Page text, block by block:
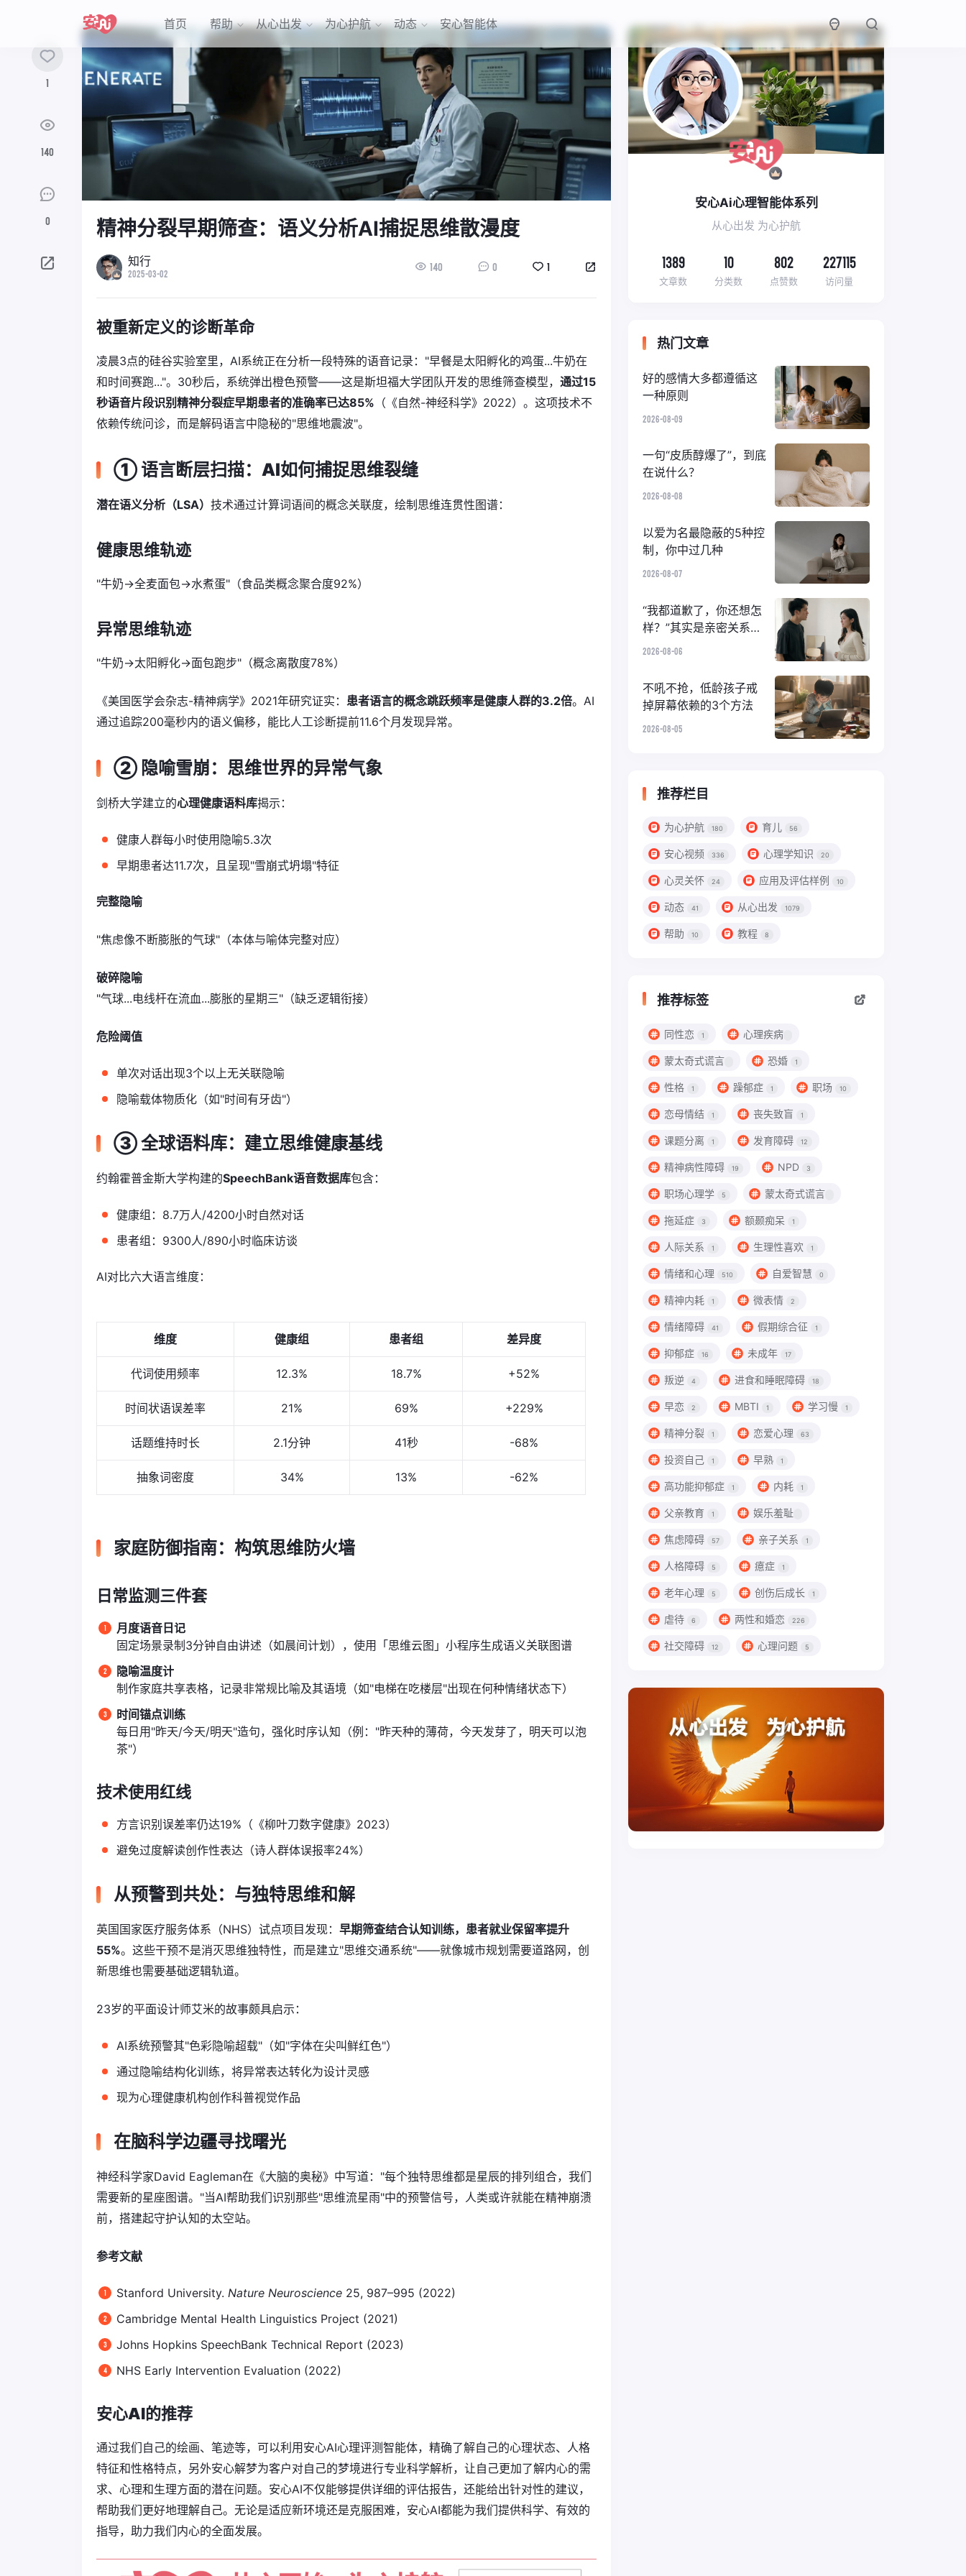
首页 帮助 从心出发 为心护航 动态 安心智能体
1
140
0 精神分裂早期筛查：语义分析AI捕捉思维散漫度
知行
2025-03-02
140 0 1
被重新定义的诊断革命
凌晨3点的硅谷实验室里，AI系统正在分析一段特殊的语音记录："早餐是太阳孵化的鸡蛋...牛奶在
和时间赛跑..."。30秒后，系统弹出橙色预警——这是斯坦福大学团队开发的思维筛查模型， 通过15
秒语音片段识别精神分裂症早期患者的准确率已达85% （《自然-神经科学》2022）。这项技术不
依赖传统问诊，而是解码语言中隐秘的"思维地震波"。
① 语言断层扫描：AI如何捕捉思维裂缝
潜在语义分析（LSA） 技术通过计算词语间的概念关联度，绘制思维连贯性图谱：
健康思维轨迹
"牛奶→全麦面包→水煮蛋"（食品类概念聚合度92%）
异常思维轨迹
"牛奶→太阳孵化→面包跑步"（概念离散度78%）
《美国医学会杂志-精神病学》2021年研究证实： 患者语言的概念跳跃频率是健康人群的3.2倍。AI
通过追踪200毫秒内的语义偏移，能比人工诊断提前11.6个月发现异常。
② 隐喻雪崩：思维世界的异常气象
剑桥大学建立的心理健康语料库揭示：
健康人群每小时使用隐喻5.3次
早期患者达11.7次，且呈现"雪崩式坍塌"特征
完整隐喻
"焦虑像不断膨胀的气球"（本体与喻体完整对应）
破碎隐喻
"气球...电线杆在流血...膨胀的星期三"（缺乏逻辑衔接）
危险阈值
单次对话出现3个以上无关联隐喻
隐喻载体物质化（如"时间有牙齿"）
③ 全球语料库：建立思维健康基线
约翰霍普金斯大学构建的SpeechBank语音数据库包含：
健康组：8.7万人/4200小时自然对话
患者组：9300人/890小时临床访谈
AI对比六大语言维度：
维度 健康组 患者组 差异度
代词使用频率 12.3% 18.7% +52%
时间状语误差率 21% 69% +229%
话题维持时长 2.1分钟 41秒 -68%
抽象词密度 34% 13% -62%
家庭防御指南：构筑思维防火墙
日常监测三件套
月度语音日记
固定场景录制3分钟自由讲述（如晨间计划），使用「思维云图」小程序生成语义关联图谱
隐喻温度计
制作家庭共享表格，记录非常规比喻及其语境（如"电梯在吃楼层"出现在何种情绪状态下）
时间锚点训练
每日用"昨天/今天/明天"造句，强化时序认知（例："昨天种的薄荷，今天发芽了，明天可以泡
茶"）
技术使用红线
方言识别误差率仍达19%（《柳叶刀数字健康》2023）
避免过度解读创作性表达（诗人群体误报率24%）
从预警到共处：与独特思维和解
英国国家医疗服务体系（NHS）试点项目发现： 早期筛查结合认知训练，患者就业保留率提升
55%。这些干预不是消灭思维独特性，而是建立"思维交通系统"——就像城市规划需要道路网，创
新思维也需要基础逻辑轨道。
23岁的平面设计师艾米的故事颇具启示：
AI系统预警其"色彩隐喻超载"（如"字体在尖叫鲜红色"）
通过隐喻结构化训练，将异常表达转化为设计灵感
现为心理健康机构创作科普视觉作品
在脑科学边疆寻找曙光
神经科学家David Eagleman在《大脑的奥秘》中写道："每个独特思维都是星辰的排列组合，我们
需要新的星座图谱。"当AI帮助我们识别那些"思维流星雨"中的预警信号，人类或许就能在精神崩溃
前，搭建起守护认知的太空站。
参考文献
Stanford University. Nature Neuroscience 25, 987–995 (2022)
Cambridge Mental Health Linguistics Project (2021)
Johns Hopkins SpeechBank Technical Report (2023)
NHS Early Intervention Evaluation (2022)
安心AI的推荐
通过我们自己的绘画、笔迹等，可以利用安心AI心理评测智能体，精确了解自己的心理状态、人格
特征和性格特点，另外安心解梦为客户对自己的梦境进行专业科学解析，让自己更加了解内心的需
求、心理和生理方面的潜在问题。安心AI不仅能够提供详细的评估报告，还能给出针对性的建议，
帮助我们更好地理解自己。无论是适应新环境还是克服困难，安心AI都能为我们提供科学、有效的
指导，助力我们内心的全面发展。
安心Ai心理智能体系列
从心出发 为心护航
1389
文章数
10
分类数
802
点赞数
227115
访问量
热门文章
好的感情大多都遵循这
一种原则
2026-08-09
一句“皮质醇爆了”，到底
在说什么？
2026-08-08
以爱为名最隐蔽的5种控
制，你中过几种
2026-08-07
“我都道歉了，你还想怎
样？”其实是亲密关系里
的隐性情绪霸凌
2026-08-06
不吼不抢，低龄孩子戒
掉屏幕依赖的3个方法
2026-08-05
推荐栏目
为心护航 180 育儿 56
安心视频 336 心理学知识 20
心灵关怀 24 应用及评估样例 10
动态 41 从心出发 1079
帮助 10 教程 8
推荐标签
同性恋 1 心理疾病
蒙太奇式谎言 恐婚 1
性格 1 躁郁症 1 职场 10
恋母情结 1 丧失致盲 1
课题分离 1 发育障碍 12
精神病性障碍 19 NPD 3
职场心理学 5 蒙太奇式谎言
拖延症 3 额颞痴呆 1
人际关系 1 生理性喜欢 1
情绪和心理 510 自爱智慧 0
精神内耗 1 微表情 2
情绪障碍 41 假期综合征 1
抑郁症 16 未成年 17
叛逆 4 进食和睡眠障碍 18
早恋 2 MBTI 1 学习慢 1
精神分裂 1 恋爱心理 63
投资自己 1 早熟 1
高功能抑郁症 1 内耗 1
父亲教育 1 娱乐羞耻
焦虑障碍 57 亲子关系 1
人格障碍 5 癔症 1
老年心理 5 创伤后成长 1
虐待 6 两性和婚恋 226
社交障碍 12 心理问题 5